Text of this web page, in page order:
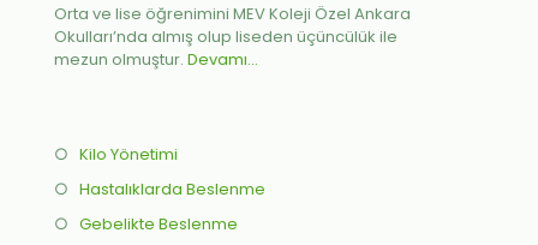
Orta ve lise öğrenimini MEV Koleji Özel Ankara
Okulları’nda almış olup liseden üçüncülük ile
mezun olmuştur. Devamı...
○ Kilo Yönetimi
○ Hastalıklarda Beslenme
○ Gebelikte Beslenme